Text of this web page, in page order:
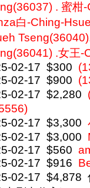
. 蜜柑
白-Ching-
.女王-
02-17 $300
02-17 $900
02-17 $2,280
02-17 $3,300
02-17 $3,000
02-17 $560
02-17 $916
02-17 $4,878